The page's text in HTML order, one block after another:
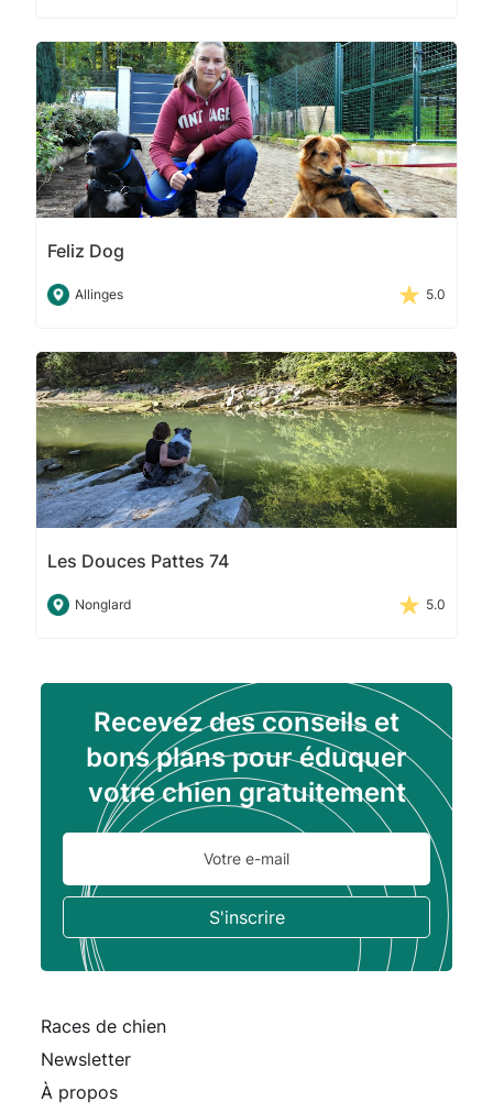
Feliz Dog
Allinges 5.0
Les Douces Pattes 74
Nonglard 5.0
Recevez des conseils et
bons plans pour éduquer
votre chien gratuitement
Races de chien
Newsletter
À propos